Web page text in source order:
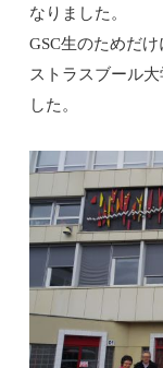
なりました。
GSC生のためだけ
ストラスブール
した。